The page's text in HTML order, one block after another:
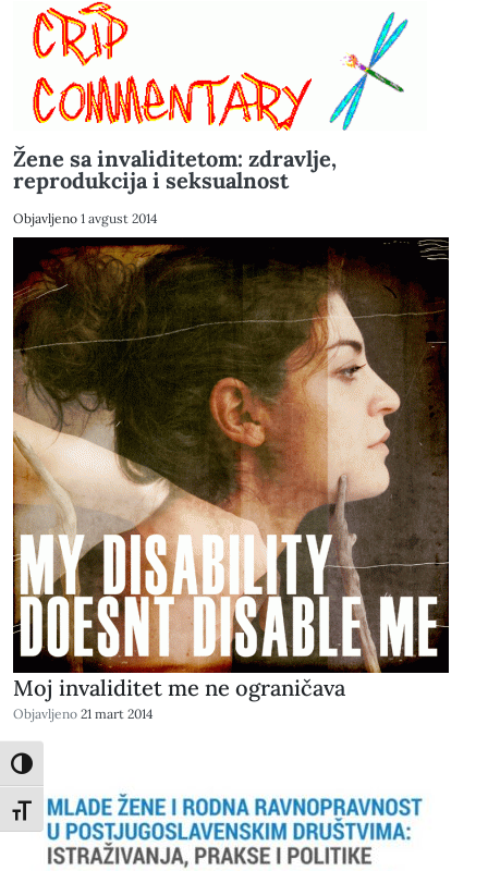
Toggle High Contrast
Toggle Font size
Žene sa invaliditetom: zdravlje,
reprodukcija i seksualnost
Objavljeno 1 avgust 2014
Moj invaliditet me ne ograničava
Objavljeno 21 mart 2014